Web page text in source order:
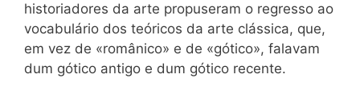
historiadores da arte propuseram o regresso ao
vocabulário dos teóricos da arte clássica, que,
em vez de «românico» e de «gótico», falavam
dum gótico antigo e dum gótico recente.